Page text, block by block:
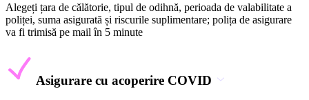
Alegeți țara de călătorie, tipul de odihnă, perioada de valabilitate a
poliței, suma asigurată și riscurile suplimentare; polița de asigurare
va fi trimisă pe mail în 5 minute
Asigurare cu acoperire COVID